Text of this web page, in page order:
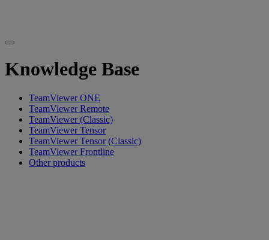
Knowledge Base
TeamViewer ONE
TeamViewer Remote
TeamViewer (Classic)
TeamViewer Tensor
TeamViewer Tensor (Classic)
TeamViewer Frontline
Other products